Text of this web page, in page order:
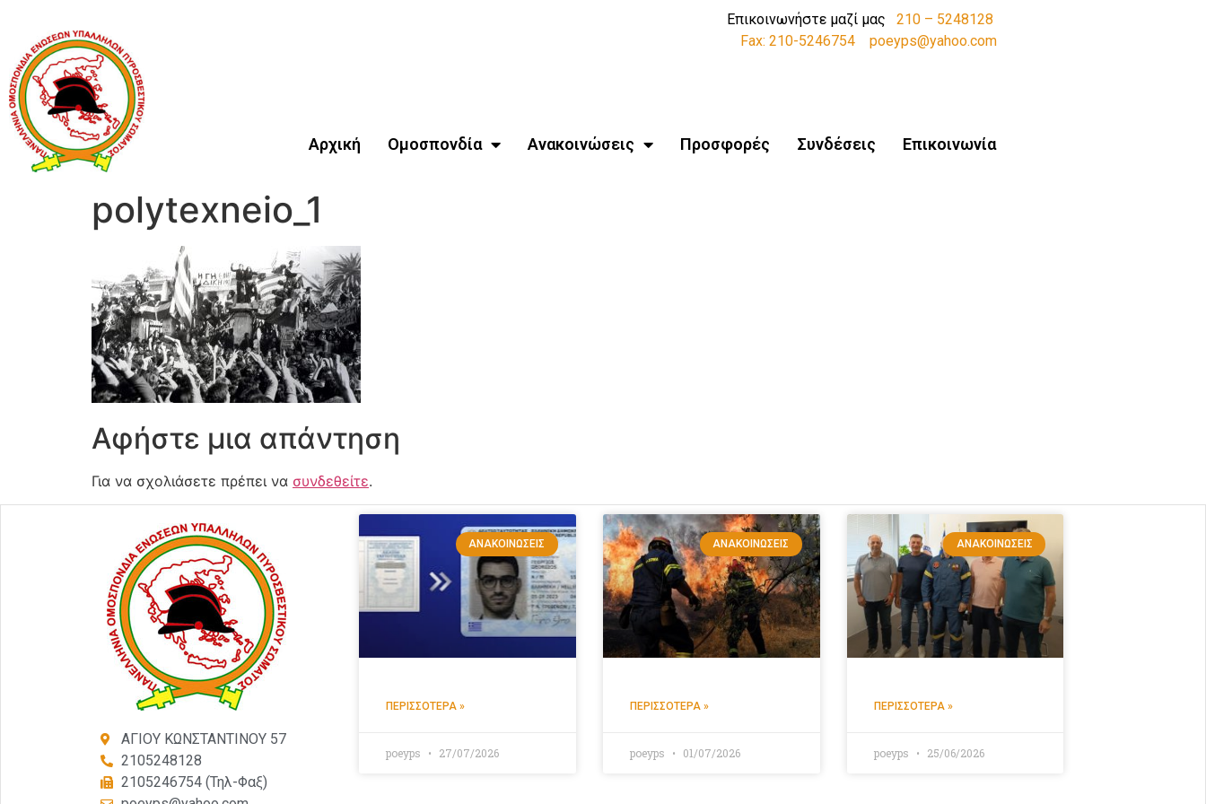
Επικοινωνήστε μαζί μας 210 – 5248128
Fax: 210-5246754
poeyps@yahoo.com
Αρχική Ομοσπονδία Ανακοινώσεις Προσφορές Συνδέσεις Επικοινωνία
polytexneio_1
Αφήστε μια απάντηση
Για να σχολιάσετε πρέπει να συνδεθείτε.
ΑΓΙΟΥ ΚΩΝΣΤΑΝΤΙΝΟΥ 57
2105248128
2105246754 (Τηλ-Φαξ)
ΑΝΑΚΟΙΝΏΣΕΙΣ
ΠΕΡΙΣΣΌΤΕΡΑ »
poeyps 27/07/2026
ΑΝΑΚΟΙΝΏΣΕΙΣ
ΠΕΡΙΣΣΌΤΕΡΑ »
poeyps 01/07/2026
ΑΝΑΚΟΙΝΏΣΕΙΣ
ΠΕΡΙΣΣΌΤΕΡΑ »
poeyps 25/06/2026